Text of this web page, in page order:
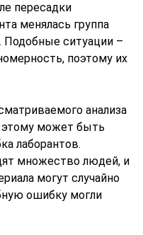
пересадки
менялась группа
Подобные ситуации –
поэтому их
анализа
этому может быть
лаборантов.
множество людей, и
могут случайно
ошибку могли